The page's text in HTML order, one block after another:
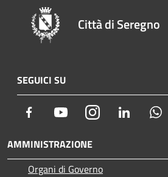
Città di Seregno
SEGUICI SU
Facebook YoutubeInstagram LinkedIn
AMMINISTRAZIONE
Organi di Governo